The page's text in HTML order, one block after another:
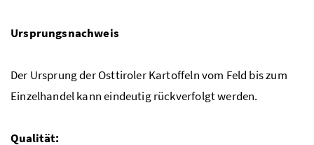
Ursprungsnachweis
Der Ursprung der Osttiroler Kartoffeln vom Feld bis zum
Einzelhandel kann eindeutig rückverfolgt werden.
Qualität: